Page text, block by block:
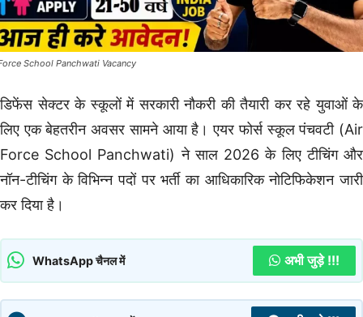
School Panchwati Vacancy
डिफेंस सेक्टर के स्कूलों में सरकारी नौकरी की तैयारी कर रहे युवाओं के
लिए एक बेहतरीन अवसर सामने आया है। एयर फोर्स स्कूल पंचवटी (Air
Force School Panchwati) ने साल 2026 के लिए टीचिंग और
नॉन-टीचिंग के विभिन्न पदों पर भर्ती का आधिकारिक नोटिफिकेशन जारी
कर दिया है।
WhatsApp चैनल में अभी जुड़े !!!